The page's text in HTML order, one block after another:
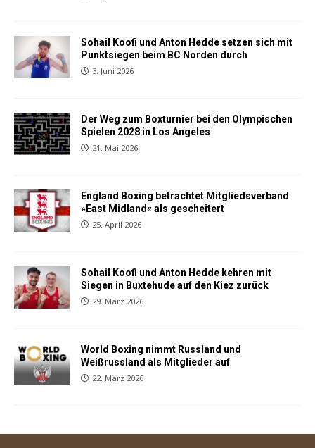
Sohail Koofi und Anton Hedde setzen sich mit
Punktsiegen beim BC Norden durch
3. Juni 2026
Der Weg zum Boxturnier bei den Olympischen
Spielen 2028 in Los Angeles
21. Mai 2026
England Boxing betrachtet Mitgliedsverband
»East Midland« als gescheitert
25. April 2026
Sohail Koofi und Anton Hedde kehren mit
Siegen in Buxtehude auf den Kiez zurück
29. März 2026
World Boxing nimmt Russland und
Weißrussland als Mitglieder auf
22. März 2026